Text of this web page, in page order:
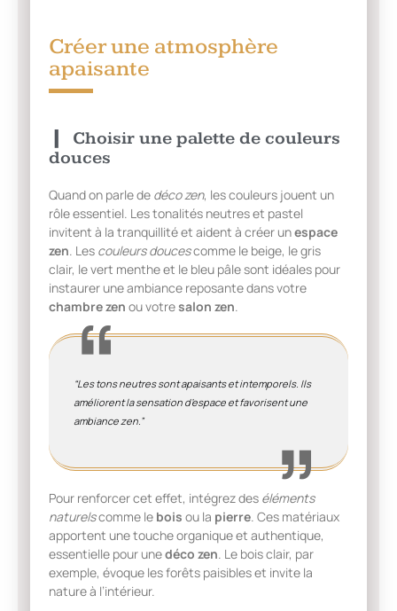
Créer une atmosphère
apaisante
Choisir une palette de couleurs
douces
Quand on parle de déco zen, les couleurs jouent un
rôle essentiel. Les tonalités neutres et pastel
invitent à la tranquillité et aident à créer unespace
zen . Les couleurs doucescomme le beige, le gris
clair, le vert menthe et le bleu pâle sont idéales pour
instaurer une ambiance reposante dans votre
chambre zen ou votresalon zen
“Les tons neutres sont apaisants et intemporels. Ils
améliorent la sensation d’espace et favorisent une
ambiance zen.”
Pour renforcer cet effet, intégrez des éléments
naturelscomme le bois ou la pierre . Ces matériaux
apportent une touche organique et authentique,
essentielle pour unedéco zen . Le bois clair, par
exemple, évoque les forêts paisibles et invite la
nature à l’intérieur.